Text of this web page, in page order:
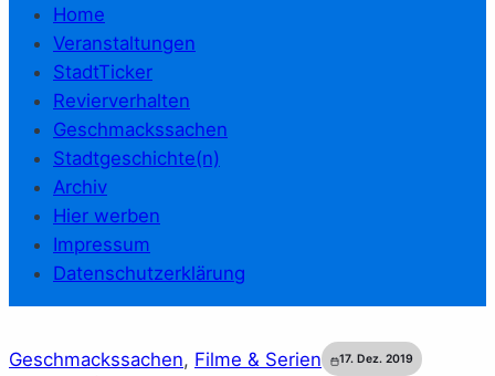
Home
Veranstaltungen
StadtTicker
Revierverhalten
Geschmackssachen
Stadtgeschichte(n)
Archiv
Hier werben
Impressum
Datenschutzerklärung
Geschmackssachen, Filme & Serien
17. Dez. 2019